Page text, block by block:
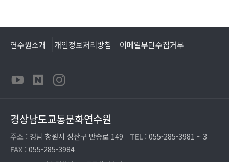
연수원소개 개인정보처리방침 이메일무단수집거부
경상남도교통문화연수원
주소 : 경남 창원시 성산구 반송로 149 TEL : 055-285-3981 ~ 3
FAX : 055-285-3984